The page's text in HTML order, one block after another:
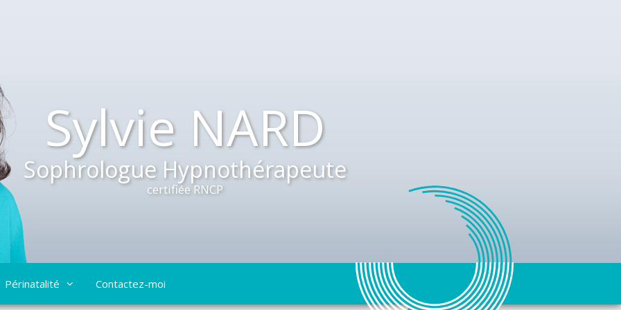
Sylvie NARD
Sophrologue Hypnothérapeute
certifiée RNCP
Périnatalité Contactez-moi